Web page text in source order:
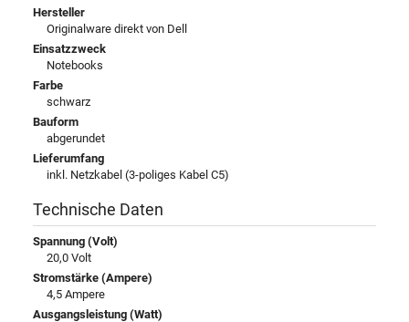
Hersteller
Originalware direkt von Dell
Einsatzzweck
Notebooks
Farbe
schwarz
Bauform
abgerundet
Lieferumfang
inkl. Netzkabel (3-poliges Kabel C5)
Technische Daten
Spannung (Volt)
20,0 Volt
Stromstärke (Ampere)
4,5 Ampere
Ausgangsleistung (Watt)